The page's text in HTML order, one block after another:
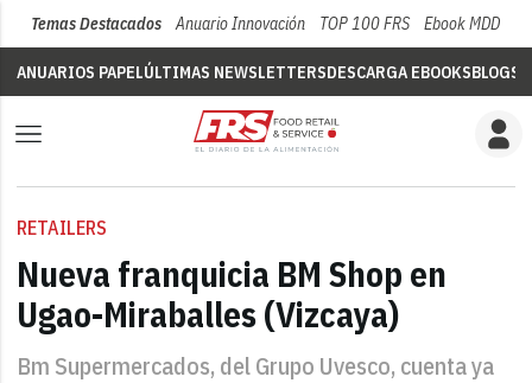
Temas Destacados Anuario Innovación TOP 100 FRS Ebook MDD
ANUARIOS PAPELÚLTIMAS NEWSLETTERSDESCARGA EBOOKSBLOGS
RETAILERS
Nueva franquicia BM Shop en
Ugao-Miraballes (Vizcaya)
Bm Supermercados, del Grupo Uvesco, cuenta ya